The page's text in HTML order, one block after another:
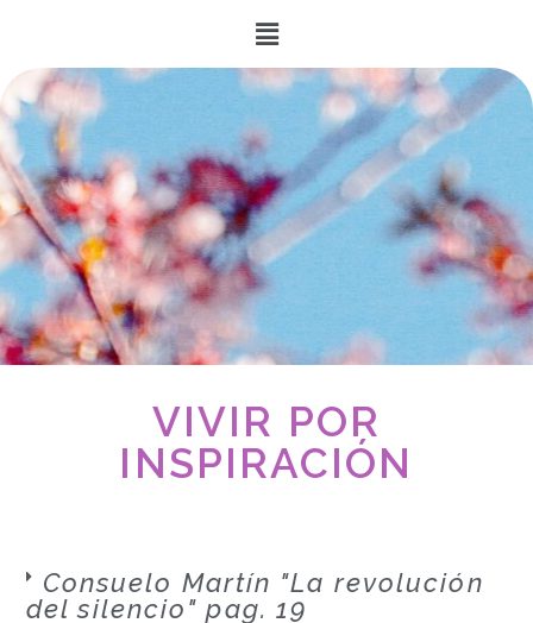
VIVIR POR
INSPIRACIÓN
Consuelo Martín "La revolución
del silencio" pag. 19